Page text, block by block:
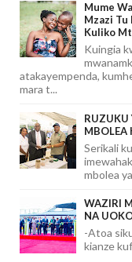
Mume
Mzazi Tu
Kuliko
Kuingia
atakayempenda,
mara t...
RUZUKU
MBOLEA
Serikali
mbolea
WAZIRI
NA
-Atoa
kianze